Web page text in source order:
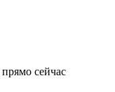
сейчас